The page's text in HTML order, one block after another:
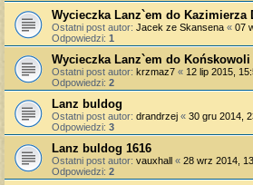
Wycieczka Lanz`em do Kazimierza
Ostatni post autor: Jacek ze Skansena « 07
Odpowiedzi: 1
Wycieczka Lanz`em do Końskowoli
Ostatni post autor: krzmaz7 « 12 lip 2015,
Odpowiedzi: 2
Lanz buldog
Ostatni post autor: drandrzej « 30 gru 2014,
Odpowiedzi: 3
Lanz buldog 1616
Ostatni post autor: vauxhall « 28 wrz 2014,
Odpowiedzi: 2